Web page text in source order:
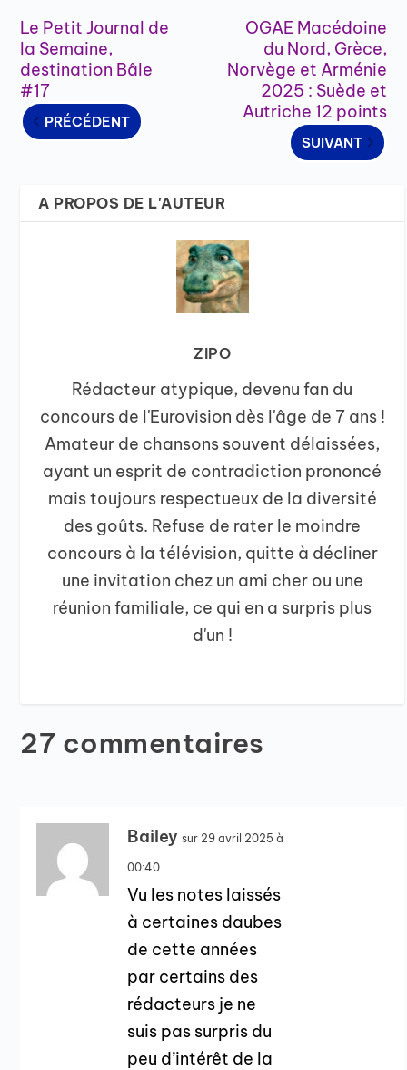
Le Petit Journal de
la Semaine,
destination Bâle
#17
PRÉCÉDENT
OGAE Macédoine
du Nord, Grèce,
Norvège et Arménie
2025 : Suède et
Autriche 12 points
SUIVANT
A PROPOS DE L'AUTEUR
ZIPO
Rédacteur atypique, devenu fan du
concours de l'Eurovision dès l'âge de 7 ans !
Amateur de chansons souvent délaissées,
ayant un esprit de contradiction prononcé
mais toujours respectueux de la diversité
des goûts. Refuse de rater le moindre
concours à la télévision, quitte à décliner
une invitation chez un ami cher ou une
réunion familiale, ce qui en a surpris plus
d'un !
27 commentaires
Bailey sur 29 avril 2025 à
00:40
Vu les notes laissés
à certaines daubes
de cette années
par certains des
rédacteurs je ne
suis pas surpris du
peu d’intérêt de la